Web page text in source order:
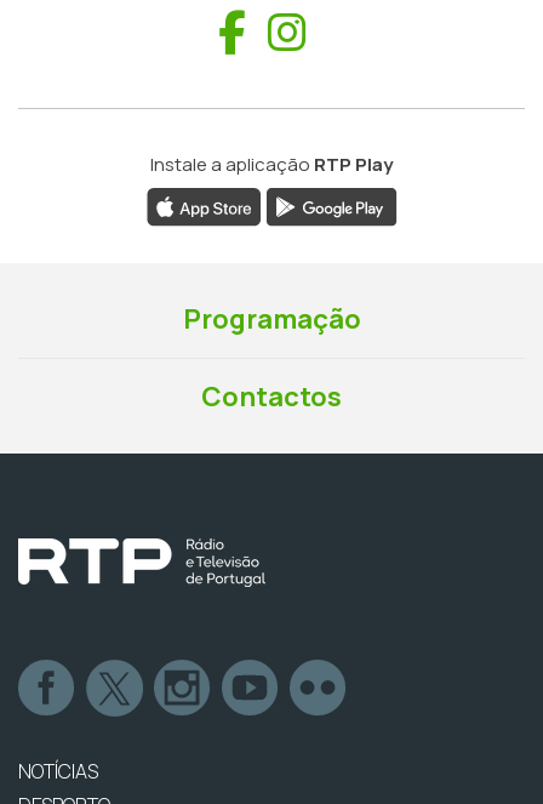
Facebook
Instale a aplicação RTP Play
Programação
Contactos
NOTÍCIAS